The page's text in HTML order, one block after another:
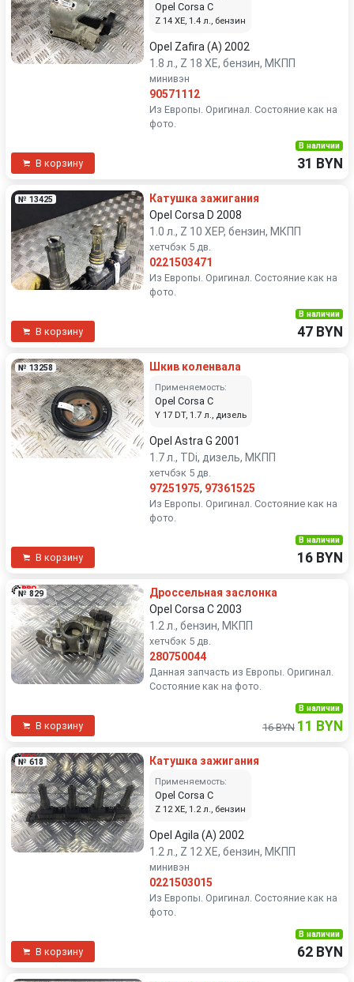
Opel Corsa C
Z 14 XE, 1.4 л., бензин
Opel Zafira (A) 2002
1.8 л., Z 18 XE, бензин, МКПП
минивэн
90571112
Из Европы. Оригинал. Состояние как на
фото.
В корзину
В наличии
31 BYN
№ 13425
Катушка зажигания
Opel Corsa D 2008
1.0 л., Z 10 XEP, бензин, МКПП
хетчбэк 5 дв.
0221503471
Из Европы. Оригинал. Состояние как на
фото.
В корзину
В наличии
47 BYN
№ 13258 Шкив коленвала
Применяемость:
Opel Corsa C
Y 17 DT, 1.7 л., дизель
Opel Astra G 2001
1.7 л., TDi, дизель, МКПП
хетчбэк 5 дв.
97251975, 97361525
Из Европы. Оригинал. Состояние как на
фото.
В корзину
В наличии
16 BYN
№ 829
Дроссельная заслонка
Opel Corsa C 2003
1.2 л., бензин, МКПП
хетчбэк 5 дв.
280750044
Данная запчасть из Европы. Оригинал.
Состояние как на фото.
В корзину
В наличии
16 BYN 11 BYN
№ 618 Катушка зажигания
Применяемость:
Opel Corsa C
Z 12 XE, 1.2 л., бензин
Opel Agila (A) 2002
1.2 л., Z 12 XE, бензин, МКПП
минивэн
0221503015
Из Европы. Оригинал. Состояние как на
фото.
В корзину
В наличии
62 BYN